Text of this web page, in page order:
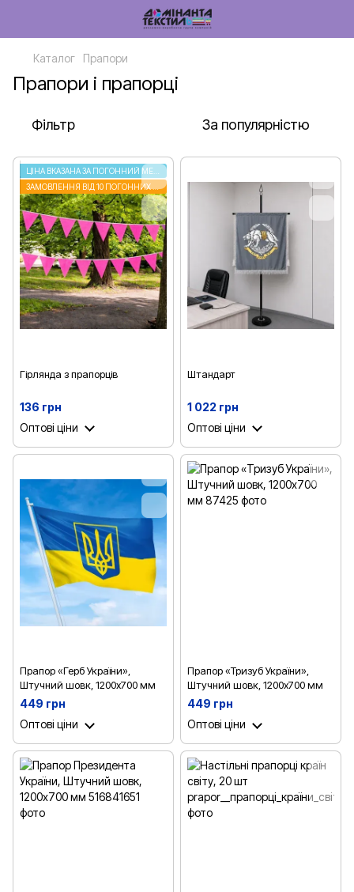
Каталог Прапори
Прапори і прапорці
Фільтр За популярністю
Гірлянда з прапорців
136 грн
Оптові ціни
Штандарт
1 022 грн
Оптові ціни
Прапор «Герб України»,
Штучний шовк, 1200х700 мм
449 грн
Оптові ціни
Прапор «Тризуб України»,
Штучний шовк, 1200х700 мм
449 грн
Оптові ціни